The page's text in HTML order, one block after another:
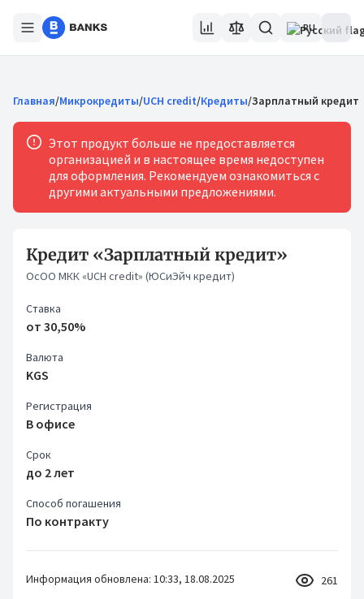
RU
Главная/Микрокредиты/UCH credit/Кредиты/Зарплатный кредит
Этот продукт больше не предоставляется
организацией и в настоящее время недоступен
для оформления. Рекомендуем ознакомиться с
другими актуальными предложениями.
Кредит «Зарплатный кредит»
ОсОО МКК «UCH credit» (ЮСиЭйч кредит)
Ставка
от 30,50%
Валюта
KGS
Регистрация
В офисе
Срок
до 2 лет
Способ погашения
По контракту
Информация обновлена: 10:33, 18.08.2025 261